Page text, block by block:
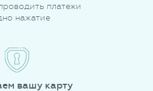
платежи
нажатие
вашу карту